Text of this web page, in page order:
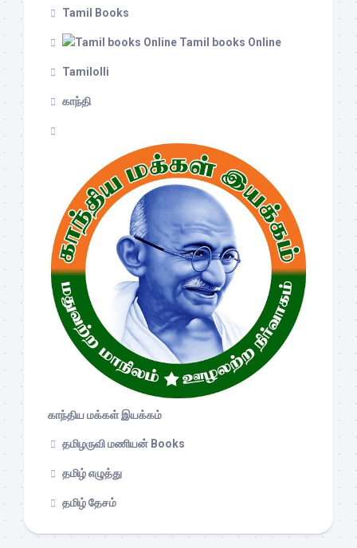
Tamil Books
Tamil books Online
Tamilolli
காந்தி
காந்திய மக்கள் இயக்கம்
தமிழருவி மணியன் Books
தமிழ் எழுத்து
தமிழ் தேசம்